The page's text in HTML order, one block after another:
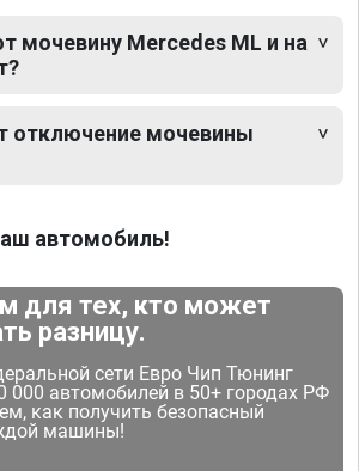
мочевину Mercedes ML и на
отключение мочевины
автомобиль!
для тех, кто может
разницу.
сети Евро Чип Тюнинг
000 автомобилей в 50+ городах РФ
как получить безопасный
машины!